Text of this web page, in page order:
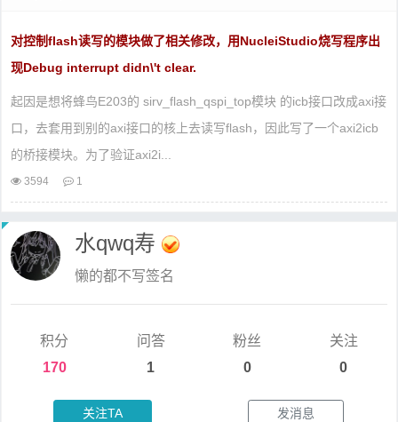
对控制flash读写的模块做了相关修改，用NucleiStudio烧写程序出
现Debug interrupt didn\'t clear.
起因是想将蜂鸟E203的 sirv_flash_qspi_top模块 的icb接口改成axi接
口，去套用到别的axi接口的核上去读写flash，因此写了一个axi2icb
的桥接模块。为了验证axi2i...
3594 1
水qwq寿
懒的都不写签名
积分
170
问答
1
粉丝
0
关注
0
关注TA 发消息